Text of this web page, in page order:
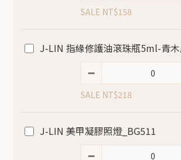
SALE NT$158
J-LIN 指緣修護油滾珠瓶5ml-青
SALE NT$218
J-LIN 美甲凝膠照燈_BG511